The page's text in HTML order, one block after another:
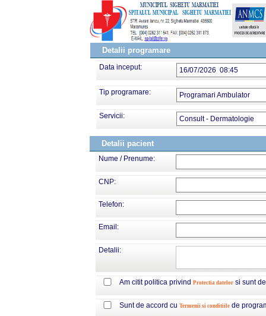
Detalii programare
Data inceput: 16/07/2026 08:45
Tip programare: Programari Ambulator
Servicii: Consult - Dermatologie
Detalii pacient
Nume / Prenume:
CNP:
Telefon:
Email:
Detalii:
Am citit politica privind Protectia datelor si sunt
Sunt de accord cu Termenii si conditiile de